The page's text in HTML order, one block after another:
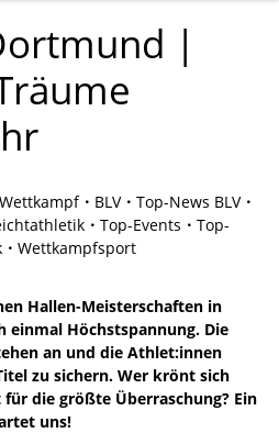
|
Wettkampf BLV
Top-News BLV
Top-Events
Top-
Wettkampfsport
Hallen-Meisterschaften in
Höchstspannung. Die
an und die Athlet:innen
zu sichern. Wer krönt sich
die größte Überraschung? Ein
uns!